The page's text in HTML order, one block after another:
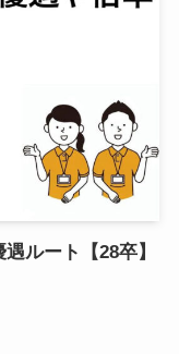
ルート【28卒】